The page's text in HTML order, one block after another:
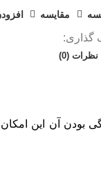
مقایسه
گذاری:
نظرات (0)
بودن آن این